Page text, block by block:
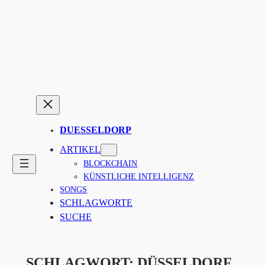
DUESSELDORP
ARTIKEL
BLOCKCHAIN
KÜNSTLICHE INTELLIGENZ
SONGS
SCHLAGWORTE
SUCHE